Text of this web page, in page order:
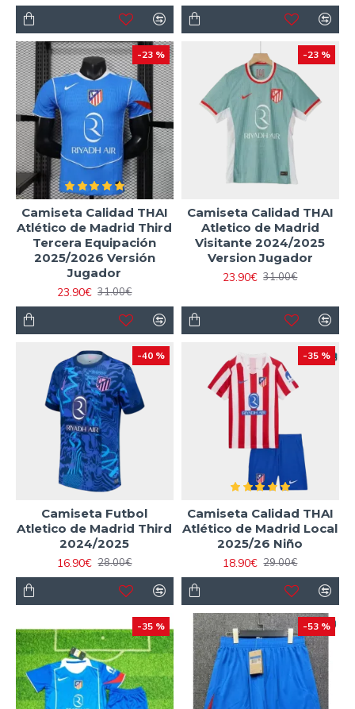
-23 %
Camiseta Calidad THAI
Atlético de Madrid Third
Tercera Equipación
2025/2026 Versión
Jugador
23.90€ 31.00€
-23 %
Camiseta Calidad THAI
Atletico de Madrid
Visitante 2024/2025
Version Jugador
23.90€ 31.00€
-40 %
Camiseta Futbol
Atletico de Madrid Third
2024/2025
16.90€ 28.00€
-35 %
Camiseta Calidad THAI
Atlético de Madrid Local
2025/26 Niño
18.90€ 29.00€
-35 % -53 %